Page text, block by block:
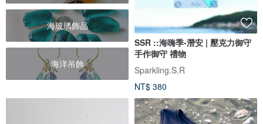
海玻璃飾品
海洋吊飾
SSR ::海嗨季-潛安 | 壓克力御守
手作御守 禮物
Sparkling.S.R
NT$ 380